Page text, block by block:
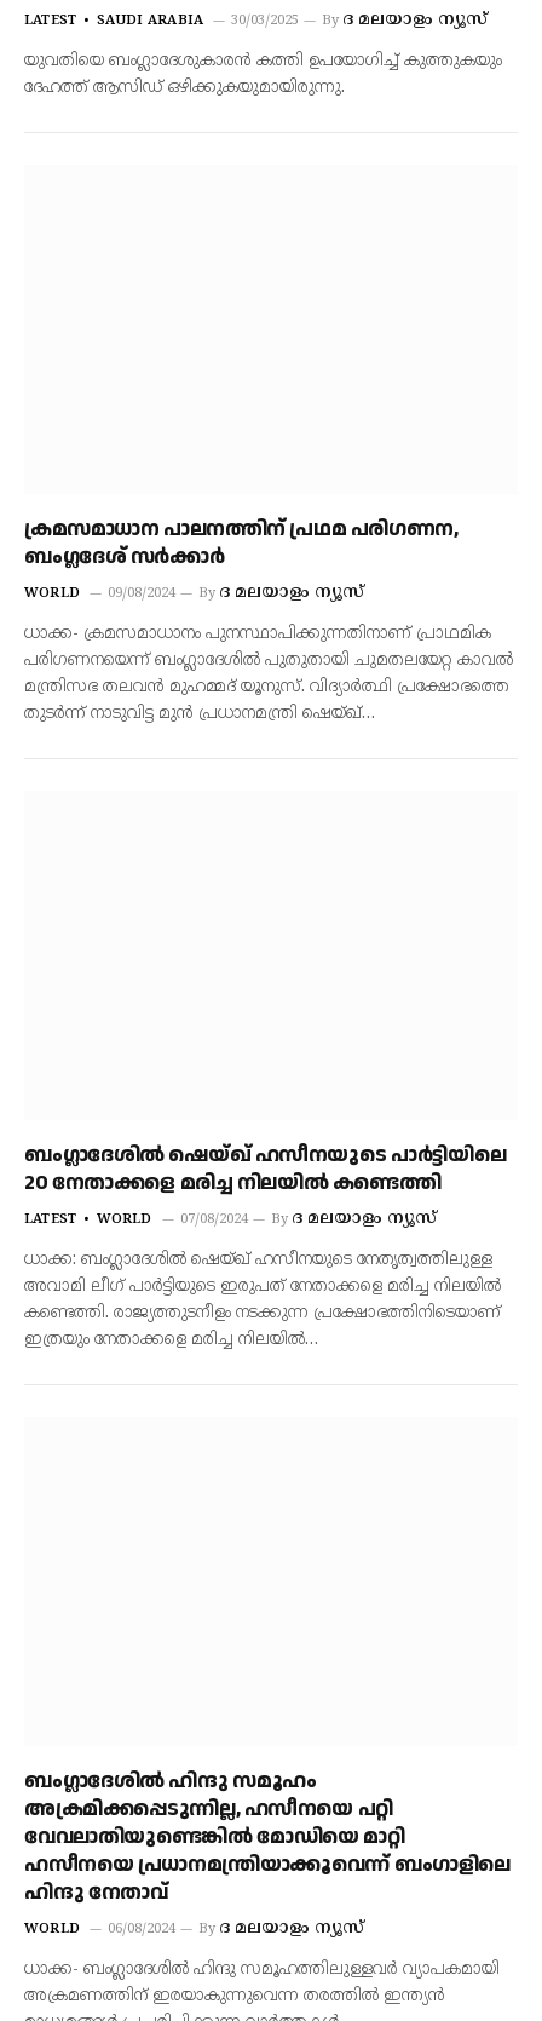
LATEST SAUDI ARABIA 30/03/2025 By ദ മലയാളം ന്യൂസ്
യുവതിയെ ബംഗ്ലാദേശുകാരന്‍ കത്തി ഉപയോഗിച്ച് കുത്തുകയും
ദേഹത്ത് ആസിഡ് ഒഴിക്കുകയുമായിരുന്നു.
ക്രമസമാധാന പാലനത്തിന് പ്രഥമ പരിഗണന,
ബംഗ്ലദേശ് സർക്കാർ
WORLD 09/08/2024 By ദ മലയാളം ന്യൂസ്
ധാക്ക- ക്രമസമാധാനം പുനസ്ഥാപിക്കുന്നതിനാണ് പ്രാഥമിക
പരി​ഗണനയെന്ന് ബം​ഗ്ലാ​ദേശിൽ പുതുതായി ചുമതലയേറ്റ കാവൽ
മന്ത്രിസഭ തലവൻ മുഹമ്മദ് യൂനുസ്. വിദ്യാർത്ഥി പ്രക്ഷോഭത്തെ
തുടർന്ന് നാടുവിട്ട മുൻ പ്രധാനമന്ത്രി ഷെയ്ഖ്…
ബംഗ്ലാദേശിൽ ഷെയ്ഖ് ഹസീനയുടെ പാർട്ടിയിലെ
20 നേതാക്കളെ മരിച്ച നിലയിൽ കണ്ടെത്തി
LATEST WORLD 07/08/2024 By ദ മലയാളം ന്യൂസ്
ധാക്ക: ബം​ഗ്ലാ​ദേശിൽ ഷെയ്ഖ് ഹസീനയുടെ നേതൃത്വത്തിലുള്ള
അവാമി ലീഗ് പാർട്ടിയുടെ ഇരുപത് നേതാക്കളെ മരിച്ച നിലയിൽ
കണ്ടെത്തി. രാജ്യത്തുടനീളം നടക്കുന്ന പ്രക്ഷോഭത്തിനിടെയാണ്
ഇത്രയും നേതാക്കളെ മരിച്ച നിലയിൽ…
ബംഗ്ലാദേശിൽ ഹിന്ദു സമൂഹം
അക്രമിക്കപ്പെടുന്നില്ല, ഹസീനയെ പറ്റി
വേവലാതിയുണ്ടെങ്കിൽ മോഡിയെ മാറ്റി
ഹസീനയെ പ്രധാനമന്ത്രിയാക്കൂവെന്ന് ബംഗാളിലെ
ഹിന്ദു നേതാവ്
WORLD 06/08/2024 By ദ മലയാളം ന്യൂസ്
ധാക്ക- ബം​ഗ്ലാദേശിൽ ഹിന്ദു സമൂഹത്തിലുള്ളവർ വ്യാപകമായി
അക്രമണത്തിന് ഇരയാകുന്നുവെന്ന തരത്തിൽ ഇന്ത്യൻ